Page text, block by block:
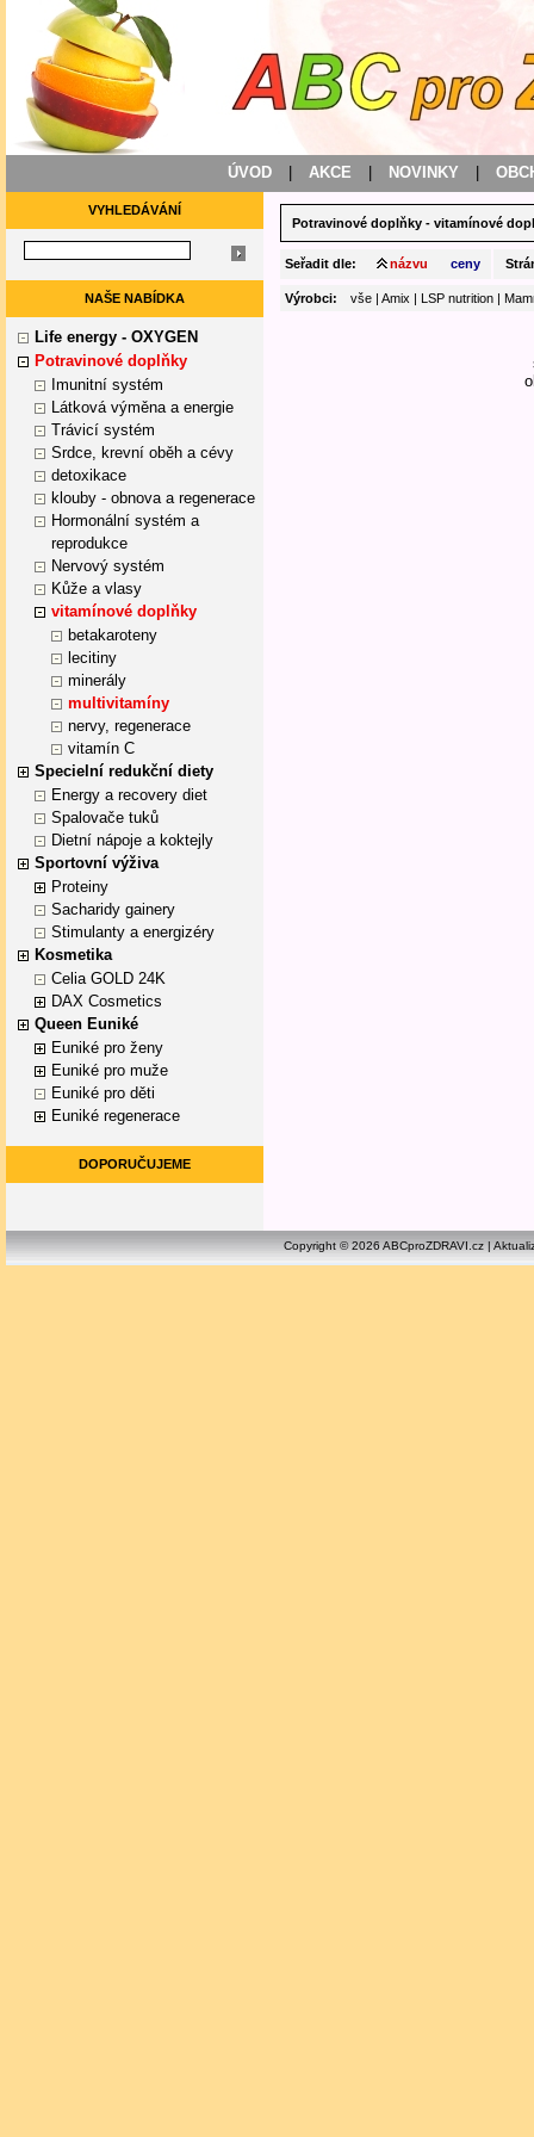
ÚVOD AKCE NOVINKY
VYHLEDÁVÁNÍ
NAŠE NABÍDKA
Life energy - OXYGEN
Potravinové doplňky
Imunitní systém
Látková výměna a energie
Trávicí systém
Srdce, krevní oběh a cévy
detoxikace
klouby - obnova a regenerace
Hormonální systém a
reprodukce
Nervový systém
Kůže a vlasy
vitamínové doplňky
betakaroteny
lecitiny
minerály
multivitamíny
nervy, regenerace
vitamín C
Specielní redukční diety
Energy a recovery diet
Spalovače tuků
Dietní nápoje a koktejly
Sportovní výživa
Proteiny
Sacharidy gainery
Stimulanty a energizéry
Kosmetika
Celia GOLD 24K
DAX Cosmetics
Queen Euniké
Euniké pro ženy
Euniké pro muže
Euniké pro děti
Euniké regenerace
DOPORUČUJEME
Potravinové doplňky - vitamínové
Seřadit dle: názvu ceny
Výrobci: vše | Amix | LSP nutrition |
Copyright © 2026 ABCproZDRAVI.cz |